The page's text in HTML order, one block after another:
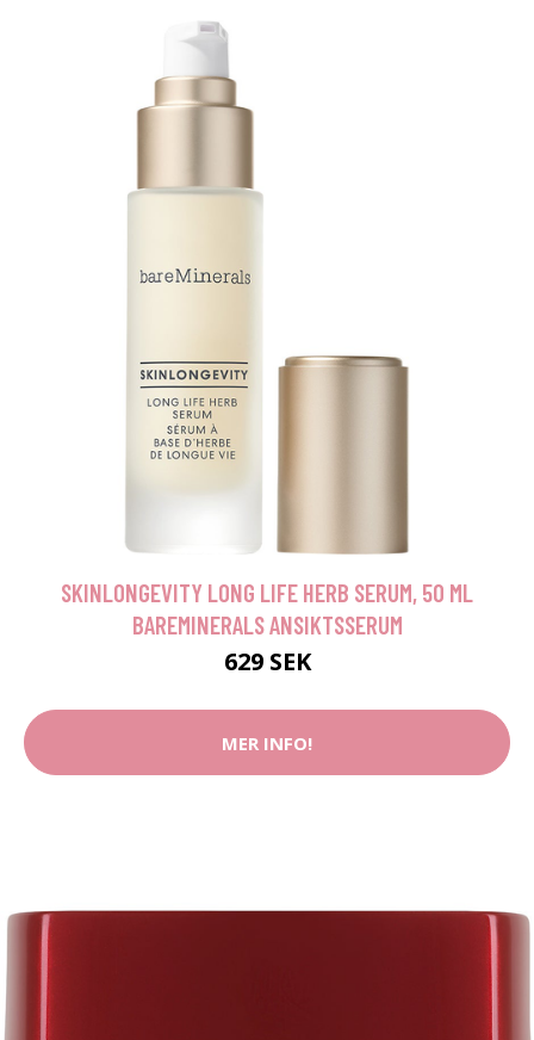
SKINLONGEVITY LONG LIFE HERB SERUM, 50 ML
BAREMINERALS ANSIKTSSERUM
629 SEK
MER INFO!